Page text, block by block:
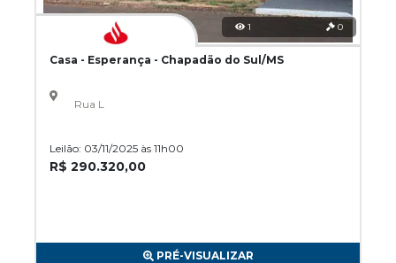
1 0
Casa - Esperança - Chapadão do Sul/MS
Rua L
Leilão: 03/11/2025 às 11h00
R$ 290.320,00
PRÉ-VISUALIZAR